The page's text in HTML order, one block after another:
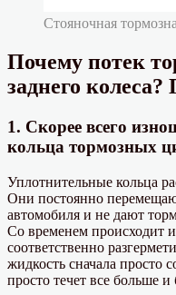
Стояночная
Почему потек
заднего
1. Скорее всего
кольца тормозных
Уплотнительные кольца
Они постоянно
автомобиля и не дают
Со временем происходит
соответственно
жидкость сначала просто
просто течет все больше